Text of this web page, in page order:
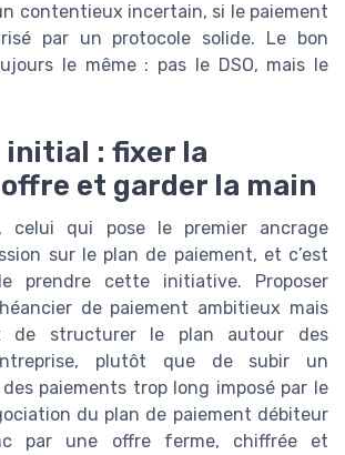
contentieux incertain, si le paiement
par un protocole solide. Le bon
le même : pas le DSO, mais le
initial : fixer la
et garder la main
celui qui pose le premier ancrage
sur le plan de paiement, et c’est
prendre cette initiative. Proposer
de paiement ambitieux mais
de structurer le plan autour des
plutôt que de subir un
paiements trop long imposé par le
du plan de paiement débiteur
par une offre ferme, chiffrée et